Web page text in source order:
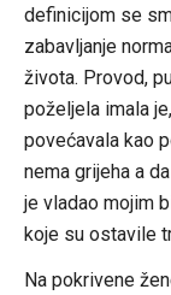
definicijom se
zabavljanje
života. Provod,
poželjela imala
povećavala kao
nema grijeha a
je vladao mojim
koje su ostavile
Na pokrivene